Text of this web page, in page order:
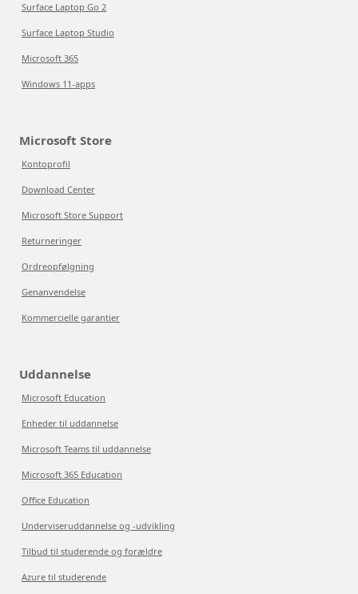
Surface Laptop Go 2
Surface Laptop Studio
Microsoft 365
Windows 11-apps
Microsoft Store
Kontoprofil
Download Center
Microsoft Store Support
Returneringer
Ordreopfølgning
Genanvendelse
Kommercielle garantier
Uddannelse
Microsoft Education
Enheder til uddannelse
Microsoft Teams til uddannelse
Microsoft 365 Education
Office Education
Underviseruddannelse og -udvikling
Tilbud til studerende og forældre
Azure til studerende